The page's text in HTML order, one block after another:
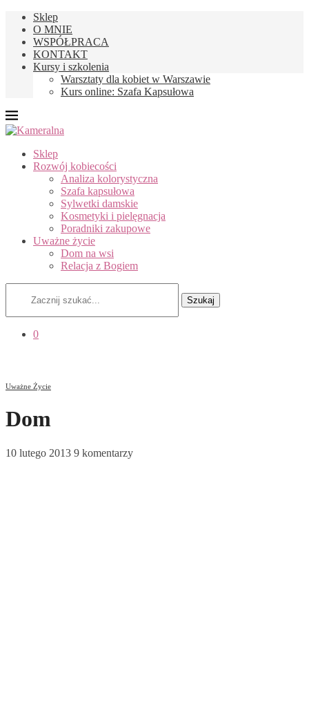
Sklep
O MNIE
WSPÓŁPRACA
KONTAKT
Kursy i szkolenia
Warsztaty dla kobiet w Warszawie
Kurs online: Szafa Kapsułowa
Sklep
Rozwój kobiecości
Analiza kolorystyczna
Szafa kapsułowa
Sylwetki damskie
Kosmetyki i pielęgnacja
Poradniki zakupowe
Uważne życie
Dom na wsi
Relacja z Bogiem
Szukaj
0
Uważne Życie
Dom
10 lutego 2013 9 komentarzy